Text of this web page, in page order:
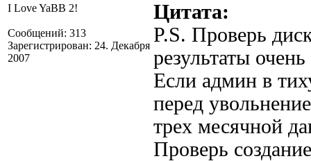
I Love YaBB 2!
Сообщений: 313
Зарегистрирован: 24. Декабря
2007
Цитата:
P.S. Проверь
результаты
Если админ в
перед
трех месячной
Проверь